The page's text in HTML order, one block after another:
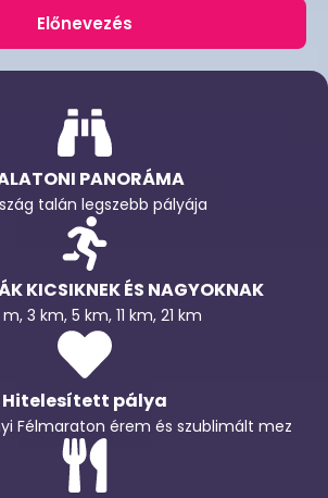
Előnevezés
PANORÁMA
talán legszebb pályája
KICSIKNEK ÉS NAGYOKNAK
3 km, 5 km, 11 km, 21 km
Hitelesített pálya
Félmaraton érem és szublimált mez